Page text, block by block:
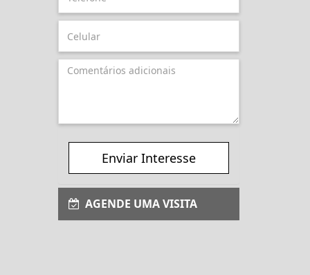
Enviar Interesse
AGENDE UMA VISITA